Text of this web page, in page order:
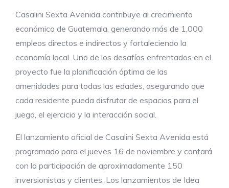
Casalini Sexta Avenida contribuye al crecimiento
económico de Guatemala, generando más de 1,000
empleos directos e indirectos y fortaleciendo la
economía local. Uno de los desafíos enfrentados en el
proyecto fue la planificación óptima de las
amenidades para todas las edades, asegurando que
cada residente pueda disfrutar de espacios para el
juego, el ejercicio y la interacción social.
El lanzamiento oficial de Casalini Sexta Avenida está
programado para el jueves 16 de noviembre y contará
con la participación de aproximadamente 150
inversionistas y clientes. Los lanzamientos de Idea